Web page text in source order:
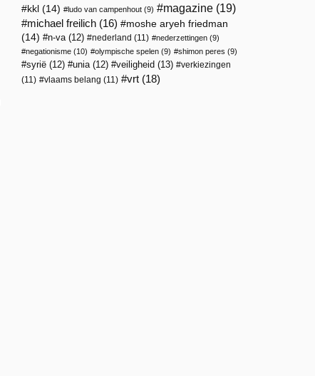
kkl (14) ludo van campenhout (9) magazine (19)
michael freilich (16)
moshe aryeh friedman
(14)
n-va(12) nederland (11) nederzettingen (9)
negationisme (10) olympische spelen (9) shimon peres (9)
syrië (12) unia(12) veiligheid (13)
verkiezingen
(11)
vlaams belang (11) vrt (18)